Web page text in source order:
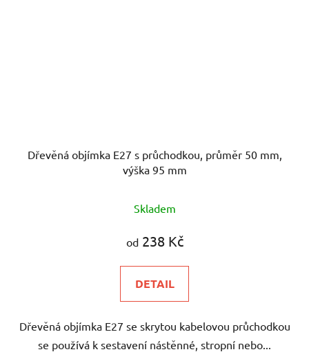
Dřevěná objímka E27 s průchodkou, průměr 50 mm,
výška 95 mm
Skladem
od238 Kč
DETAIL
Dřevěná objímka E27 se skrytou kabelovou průchodkou
se používá k sestavení nástěnné, stropní nebo...